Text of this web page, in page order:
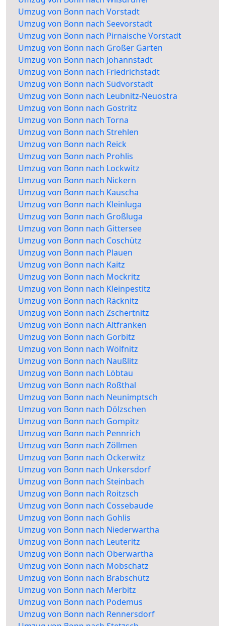
Umzug von Bonn nach Vorstadt
Umzug von Bonn nach Seevorstadt
Umzug von Bonn nach Pirnaische Vorstadt
Umzug von Bonn nach Großer Garten
Umzug von Bonn nach Johannstadt
Umzug von Bonn nach Friedrichstadt
Umzug von Bonn nach Südvorstadt
Umzug von Bonn nach Leubnitz-Neuostra
Umzug von Bonn nach Gostritz
Umzug von Bonn nach Torna
Umzug von Bonn nach Strehlen
Umzug von Bonn nach Reick
Umzug von Bonn nach Prohlis
Umzug von Bonn nach Lockwitz
Umzug von Bonn nach Nickern
Umzug von Bonn nach Kauscha
Umzug von Bonn nach Kleinluga
Umzug von Bonn nach Großluga
Umzug von Bonn nach Gittersee
Umzug von Bonn nach Coschütz
Umzug von Bonn nach Plauen
Umzug von Bonn nach Kaitz
Umzug von Bonn nach Mockritz
Umzug von Bonn nach Kleinpestitz
Umzug von Bonn nach Räcknitz
Umzug von Bonn nach Zschertnitz
Umzug von Bonn nach Altfranken
Umzug von Bonn nach Gorbitz
Umzug von Bonn nach Wölfnitz
Umzug von Bonn nach Naußlitz
Umzug von Bonn nach Löbtau
Umzug von Bonn nach Roßthal
Umzug von Bonn nach Neunimptsch
Umzug von Bonn nach Dölzschen
Umzug von Bonn nach Gompitz
Umzug von Bonn nach Pennrich
Umzug von Bonn nach Zöllmen
Umzug von Bonn nach Ockerwitz
Umzug von Bonn nach Unkersdorf
Umzug von Bonn nach Steinbach
Umzug von Bonn nach Roitzsch
Umzug von Bonn nach Cossebaude
Umzug von Bonn nach Gohlis
Umzug von Bonn nach Niederwartha
Umzug von Bonn nach Leuteritz
Umzug von Bonn nach Oberwartha
Umzug von Bonn nach Mobschatz
Umzug von Bonn nach Brabschütz
Umzug von Bonn nach Merbitz
Umzug von Bonn nach Podemus
Umzug von Bonn nach Rennersdorf